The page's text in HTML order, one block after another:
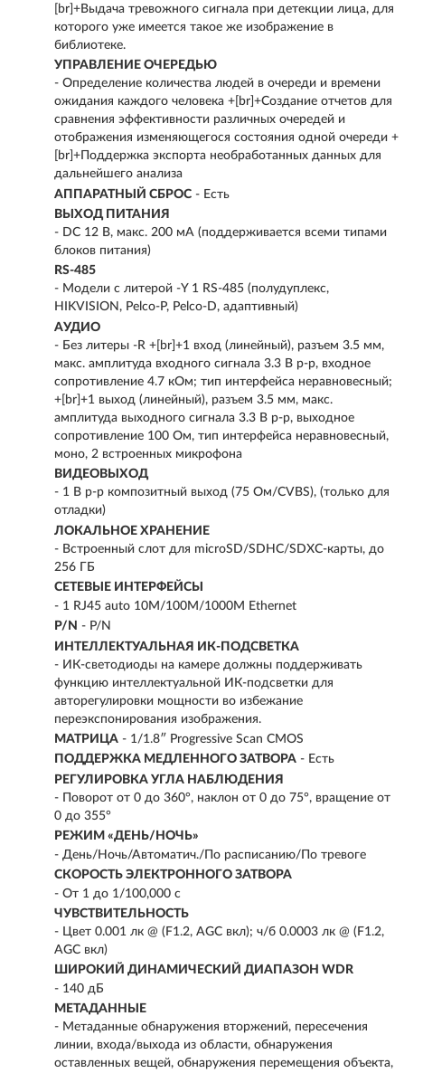
[br]+Выдача тревожного сигнала при детекции лица, для
которого уже имеется такое же изображение в
библиотеке.
УПРАВЛЕНИЕ ОЧЕРЕДЬЮ
- Определение количества людей в очереди и времени
ожидания каждого человека +[br]+Создание отчетов для
сравнения эффективности различных очередей и
отображения изменяющегося состояния одной очереди +
[br]+Поддержка экспорта необработанных данных для
дальнейшего анализа
АППАРАТНЫЙ СБРОС - Есть
ВЫХОД ПИТАНИЯ
- DC 12 В, макс. 200 мA (поддерживается всеми типами
блоков питания)
RS-485
- Модели с литерой -Y 1 RS-485 (полудуплекс,
HIKVISION, Pelco-P, Pelco-D, адаптивный)
АУДИО
- Без литеры -R +[br]+1 вход (линейный), разъем 3.5 мм,
макс. амплитуда входного сигнала 3.3 В p-p, входное
сопротивление 4.7 кОм; тип интерфейса неравновесный;
+[br]+1 выход (линейный), разъем 3.5 мм, макс.
амплитуда выходного сигнала 3.3 В p-p, выходное
сопротивление 100 Ом, тип интерфейса неравновесный,
моно, 2 встроенных микрофона
ВИДЕОВЫХОД
- 1 В p-p композитный выход (75 Ом/CVBS), (только для
отладки)
ЛОКАЛЬНОЕ ХРАНЕНИЕ
- Встроенный слот для microSD/SDHC/SDXC-карты, до
256 ГБ
СЕТЕВЫЕ ИНТЕРФЕЙСЫ
- 1 RJ45 auto 10M/100M/1000M Ethernet
P/N - P/N
ИНТЕЛЛЕКТУАЛЬНАЯ ИК-ПОДСВЕТКА
- ИК-светодиоды на камере должны поддерживать
функцию интеллектуальной ИК-подсветки для
авторегулировки мощности во избежание
переэкспонирования изображения.
МАТРИЦА - 1/1.8″ Progressive Scan CMOS
ПОДДЕРЖКА МЕДЛЕННОГО ЗАТВОРА - Есть
РЕГУЛИРОВКА УГЛА НАБЛЮДЕНИЯ
- Поворот от 0 до 360°, наклон от 0 до 75°, вращение от
0 до 355°
РЕЖИМ «ДЕНЬ/НОЧЬ»
- День/Ночь/Автоматич./По расписанию/По тревоге
СКОРОСТЬ ЭЛЕКТРОННОГО ЗАТВОРА
- От 1 до 1/100,000 с
ЧУВСТВИТЕЛЬНОСТЬ
- Цвет 0.001 лк @ (F1.2, AGC вкл); ч/б 0.0003 лк @ (F1.2,
AGC вкл)
ШИРОКИЙ ДИНАМИЧЕСКИЙ ДИАПАЗОН WDR
- 140 дБ
МЕТАДАННЫЕ
- Метаданные обнаружения вторжений, пересечения
линии, входа/выхода из области, обнаружения
оставленных вещей, обнаружения перемещения объекта,